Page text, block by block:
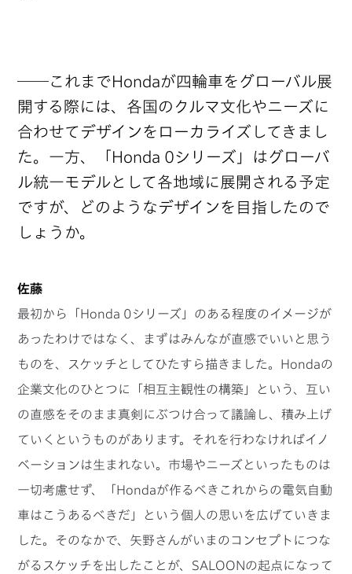
──これまでHondaが四輪車をグローバル展
開する際には、各国のクルマ文化やニーズに
合わせてデザインをローカライズしてきまし
た。一方、「Honda 0シリーズ」はグローバ
ル統一モデルとして各地域に展開される予定
ですが、どのようなデザインを目指したので
しょうか。
佐藤
最初から「Honda 0シリーズ」のある程度のイメージが
あったわけではなく、まずはみんなが直感でいいと思う
ものを、スケッチとしてひたすら描きました。Hondaの
企業文化のひとつに「相互主観性の構築」という、互い
の直感をそのまま真剣にぶつけ合って議論し、積み上げ
ていくというものがあります。それを行わなければイノ
ベーションは生まれない。市場やニーズといったものは
一切考慮せず、「Hondaが作るべきこれからの電気自動
車はこうあるべきだ」という個人の思いを広げていきま
した。そのなかで、矢野さんがいまのコンセプトにつな
がるスケッチを出したことが、SALOONの起点になって